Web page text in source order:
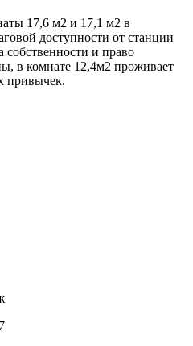
17,6 м2 и 17,1 м2 в
доступности от станции
и право
в комнате 12,4м2 проживает
привычек.